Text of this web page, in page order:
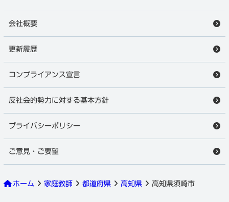
須崎市の家庭教師
会社概要
更新履歴
コンプライアンス宣言
反社会的勢力に対する基本方針
プライバシーポリシー
ご意見・ご要望
ホーム 家庭教師 都道府県 高知県 高知県須崎市